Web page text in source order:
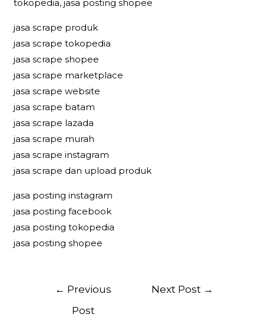
tokopedia, jasa posting shopee
jasa scrape produk
jasa scrape tokopedia
jasa scrape shopee
jasa scrape marketplace
jasa scrape website
jasa scrape batam
jasa scrape lazada
jasa scrape murah
jasa scrape instagram
jasa scrape dan upload produk
jasa posting instagram
jasa posting facebook
jasa posting tokopedia
jasa posting shopee
Post
navigation
← Previous
Post
Next Post →